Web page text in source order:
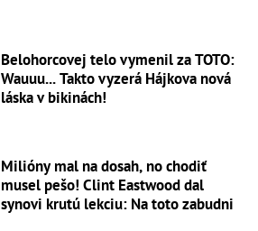
Belohorcovej telo vymenil za TOTO:
Wauuu... Takto vyzerá Hájkova nová
láska v bikinách!
Milióny mal na dosah, no chodiť
musel pešo! Clint Eastwood dal
synovi krutú lekciu: Na toto zabudni